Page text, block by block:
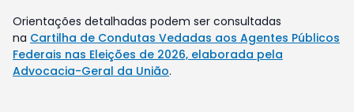
Orientações detalhadas podem ser consultadas
na Cartilha de Condutas Vedadas aos Agentes Públicos
Federais nas Eleições de 2026, elaborada pela
Advocacia-Geral da União.